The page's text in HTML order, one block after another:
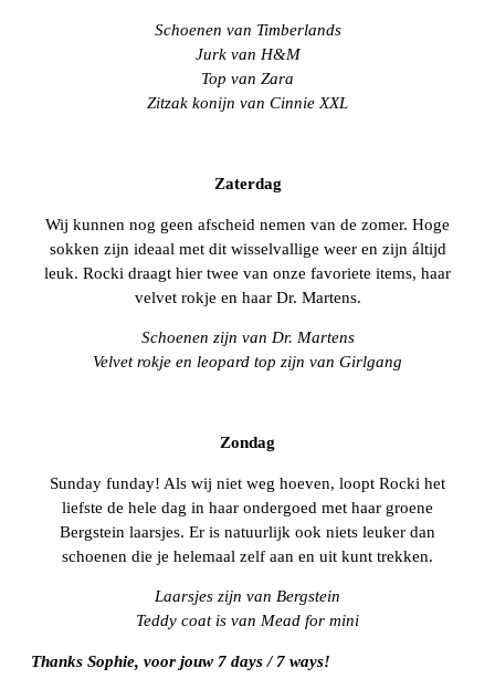
Schoenen van Timberlands
Jurk van H&M
Top van Zara
Zitzak konijn van Cinnie XXL
Zaterdag
Wij kunnen nog geen afscheid nemen van de zomer. Hoge
sokken zijn ideaal met dit wisselvallige weer en zijn áltijd
leuk. Rocki draagt hier twee van onze favoriete items, haar
velvet rokje en haar Dr. Martens.
Schoenen zijn van Dr. Martens
Velvet rokje en leopard top zijn van Girlgang
Zondag
Sunday funday! Als wij niet weg hoeven, loopt Rocki het
liefste de hele dag in haar ondergoed met haar groene
Bergstein laarsjes. Er is natuurlijk ook niets leuker dan
schoenen die je helemaal zelf aan en uit kunt trekken.
Laarsjes zijn van Bergstein
Teddy coat is van Mead for mini
Thanks Sophie, voor jouw 7 days / 7 ways!